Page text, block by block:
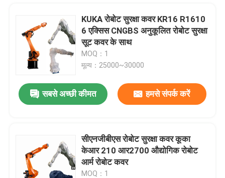
KUKA रोबोट सुरक्षा कवर KR16 R1610
6 एक्सिस CNGBS अनुकूलित रोबोट सुरक्षा
सूट कवर के साथ
MOQ：1
मूल्य：25000~30000
सबसे अच्छी कीमत हमसे संपर्क करें
सीएनजीबीएस रोबोट सुरक्षा कवर कूका
केआर 210 आर2700 औद्योगिक रोबोट
आर्म रोबोट कवर
MOQ：1